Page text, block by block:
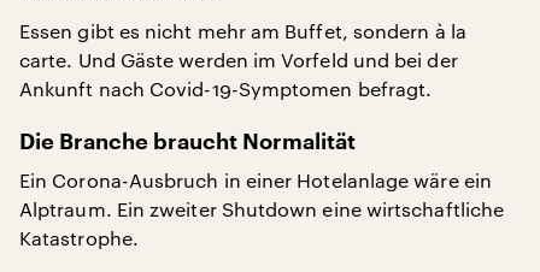
Essen gibt es nicht mehr am Buffet, sondern à la
carte. Und Gäste werden im Vorfeld und bei der
Ankunft nach Covid-19-Symptomen befragt.
Die Branche braucht Normalität
Ein Corona-Ausbruch in einer Hotelanlage wäre ein
Alptraum. Ein zweiter Shutdown eine wirtschaftliche
Katastrophe.